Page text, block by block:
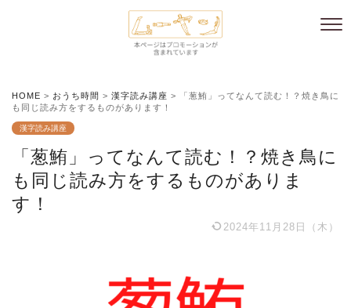
HOME > おうち時間 > 漢字読み講座 >
「葱鮪」ってなんて読む！？焼き鳥に
も同じ読み方をするものがあります！
漢字読み講座
「葱鮪」ってなんて読む！？焼き鳥に
も同じ読み方をするものがありま
す！
2024年11月28日（木）